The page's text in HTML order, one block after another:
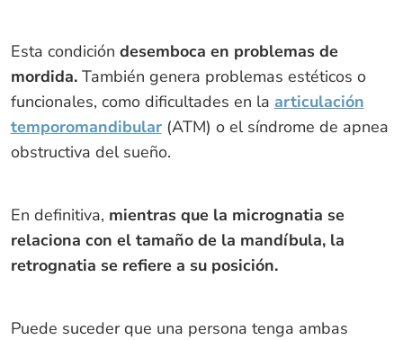
Esta condición desemboca en problemas de
mordida.También genera problemas estéticos o
funcionales, como dificultades en la articulación
temporomandibular(ATM) o el síndrome de apnea
obstructiva del sueño.
En definitiva, mientras que la micrognatia se
relaciona con el tamaño de la mandíbula, la
retrognatia se refiere a su posición.
Puede suceder que una persona tenga ambas